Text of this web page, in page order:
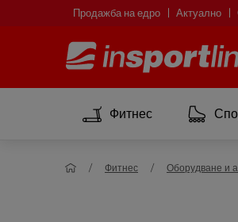
Продажба на едро Актуално
Фитнес
Фитнес Оборудване и